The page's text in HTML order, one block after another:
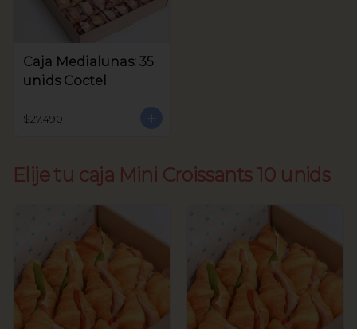
Caja Medialunas: 35
unids Coctel
$27.490
Elije tu caja Mini Croissants 10 unids